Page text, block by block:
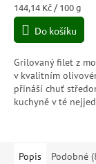
Měrná
cena:
144,14 Kč / 100 g
Do košíku
Grilovaný filet z
v kvalitním
přináší chuť
kuchyně v té
Popis Podobné